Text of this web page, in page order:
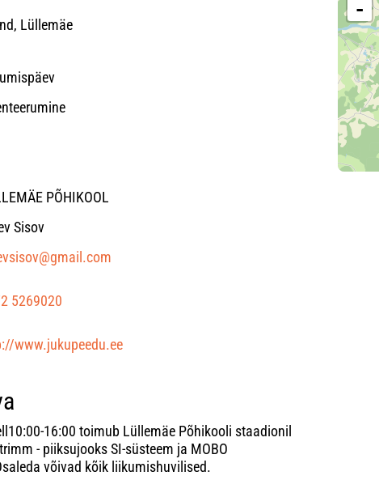
Lüllemäe
PÕHIKOOL
Sisov
5269020
www.jukupeedu.ee
16:00 toimub Lüllemäe Põhikooli staadionil
- piiksujooks SI-süsteem ja MOBO
võivad kõik liikumishuvilised.
-